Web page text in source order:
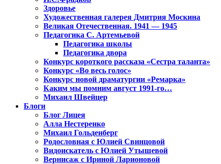
Здоровье
Художественная галерея Дмитрия Москина
Великая Отечественная. 1941 — 1945
Педагогика С. Артемьевой
Педагогика школы
Педагогика двора
Конкурс короткого рассказа «Сестра таланта»
Конкурс «Во весь голос»
Конкурс новой драматургии «Ремарка»
Каким мы помним август 1991-го…
Михаил Швейцер
Блоги
Блог Лицея
Алла Нестеренко
Михаил Гольденберг
Родословная с Юлией Свинцовой
Видоискатель с Юлией Утышевой
Вернисаж с Ириной Ларионовой